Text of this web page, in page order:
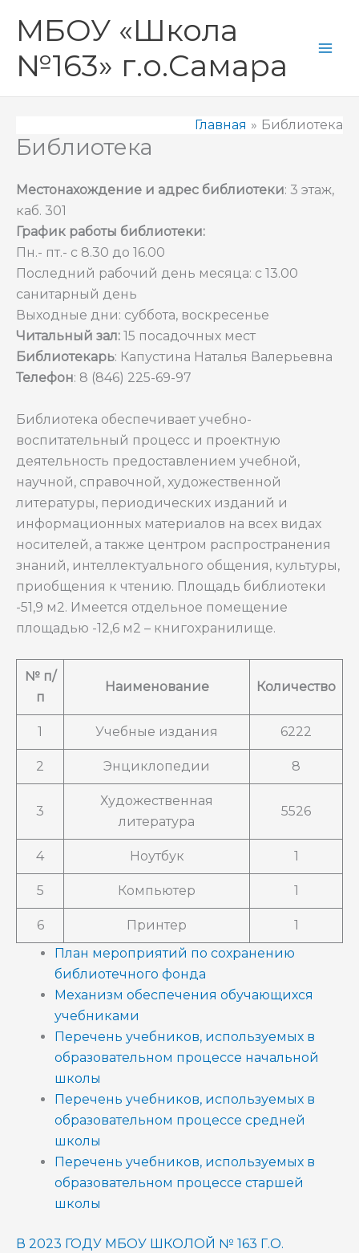
МБОУ «Школа
№163» г.о.Самара
Главная Библиотека
Библиотека
Местонахождение и адрес библиотеки: 3 этаж,
каб. 301
График работы библиотеки:
Пн.- пт.- с 8.30 до 16.00
Последний рабочий день месяца: с 13.00
санитарный день
Выходные дни: суббота, воскресенье
Читальный зал: 15 посадочных мест
Библиотекарь: Капустина Наталья Валерьевна
Телефон: 8 (846) 225-69-97
Библиотека обеспечивает учебно-
воспитательный процесс и проектную
деятельность предоставлением учебной,
научной, справочной, художественной
литературы, периодических изданий и
информационных материалов на всех видах
носителей, а также центром распространения
знаний, интеллектуального общения, культуры,
приобщения к чтению. Площадь библиотеки
-51,9 м2. Имеется отдельное помещение
площадью -12,6 м2 – книгохранилище.
№ п/
п
Наименование Количество
1 Учебные издания 6222
2 Энциклопедии 8
3
Художественная
литература
5526
4 Ноутбук 1
5 Компьютер 1
6 Принтер
1
План мероприятий по сохранению
библиотечного фонда
Механизм обеспечения обучающихся
учебниками
Перечень учебников, используемых в
образовательном процессе начальной
школы
Перечень учебников, используемых в
образовательном процессе средней
школы
Перечень учебников, используемых в
образовательном процессе старшей
школы
В 2023 ГОДУ МБОУ ШКОЛОЙ № 163 Г.О.